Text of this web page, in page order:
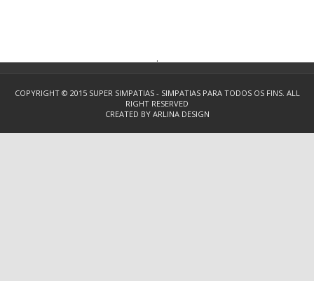
.
COPYRIGHT © 2015 SUPER SIMPATIAS - SIMPATIAS PARA TODOS OS FINS. ALL
RIGHT RESERVED
CREATED BY ARLINA DESIGN